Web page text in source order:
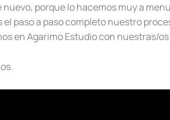
porque lo hacemos muy a
paso a paso completo nuestro
en Agarimo Estudio con nuestras/